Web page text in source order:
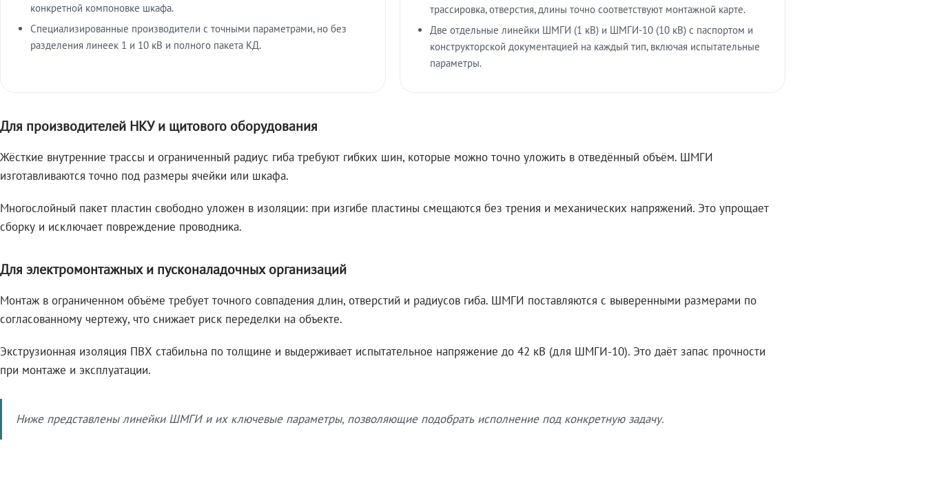
конкретной компоновке шкафа.
Специализированные производители с точными параметрами, но без
разделения линеек 1 и 10 кВ и полного пакета КД.
трассировка, отверстия, длины точно соответствуют монтажной карте.
Две отдельные линейки ШМГИ (1 кВ) и ШМГИ-10 (10 кВ) с паспортом и
конструкторской документацией на каждый тип, включая испытательные
параметры.
Для производителей НКУ и щитового оборудования
Жёсткие внутренние трассы и ограниченный радиус гиба требуют гибких шин, которые можно точно уложить в отведённый объём. ШМГИ
изготавливаются точно под размеры ячейки или шкафа.
Многослойный пакет пластин свободно уложен в изоляции: при изгибе пластины смещаются без трения и механических напряжений. Это упрощает
сборку и исключает повреждение проводника.
Для электромонтажных и пусконаладочных организаций
Монтаж в ограниченном объёме требует точного совпадения длин, отверстий и радиусов гиба. ШМГИ поставляются с выверенными размерами по
согласованному чертежу, что снижает риск переделки на объекте.
Экструзионная изоляция ПВХ стабильна по толщине и выдерживает испытательное напряжение до 42 кВ (для ШМГИ-10). Это даёт запас прочности
при монтаже и эксплуатации.
Ниже представлены линейки ШМГИ и их ключевые параметры, позволяющие подобрать исполнение под конкретную задачу.